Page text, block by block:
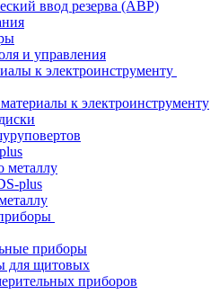
ввод резерва (АВР)
и управления
к электроинструменту
к электроинструменту
металлу
plus
приборы
для щитовых
приборов